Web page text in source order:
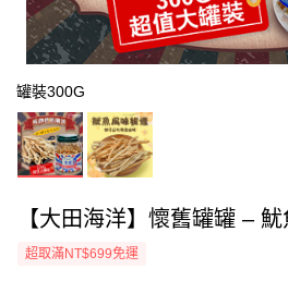
罐裝300G
【大田海洋】懷舊罐罐 –
超取滿NT$699免運